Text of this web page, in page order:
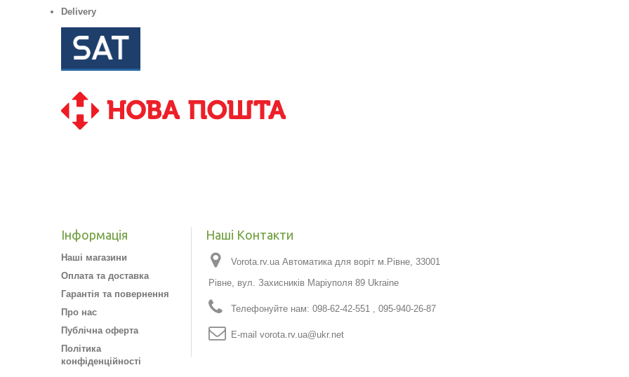
Delivery
Інформація
Наші магазини
Оплата та доставка
Гарантія та повернення
Про нас
Публічна оферта
Політика
конфіденційності
Наші Контакти
Vorota.rv.ua Автоматика для воріт м.Рівне, 33001
Рівне, вул. Захисників Маріуполя 89 Ukraine
Телефонуйте нам: 098-62-42-551 , 095-940-26-87
E-maіl vorota.rv.ua@ukr.net